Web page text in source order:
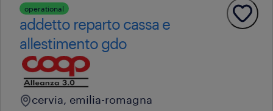
operational
addetto reparto cassa e
allestimento gdo
cervia, emilia-romagna